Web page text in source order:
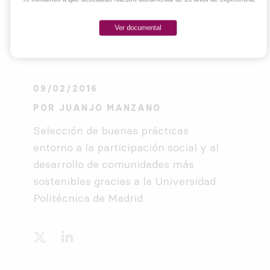
09/02/2016
POR JUANJO MANZANO
Selección de buenas prácticas
entorno a la participación social y al
desarrollo de comunidades más
sostenibles gracias a la Universidad
Politécnica de Madrid.
Ver documental